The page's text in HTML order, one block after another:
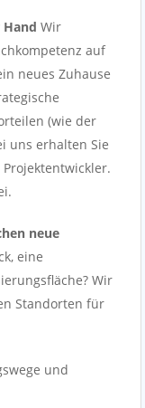
Hand Wir
auf
neues Zuhause
(wie der
uns erhalten Sie
neue
eine
Wir
Standorten für
und